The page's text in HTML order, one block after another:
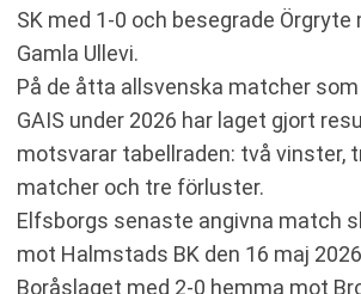
SK med 1-0 och besegrade Örgryte
Gamla Ullevi.
På de åtta allsvenska matcher
GAIS under 2026 har laget gjort
motsvarar tabellraden: två vinster,
matcher och tre förluster.
Elfsborgs senaste angivna match
mot Halmstads BK den 16 maj
Boråslaget med 2-0 hemma mot